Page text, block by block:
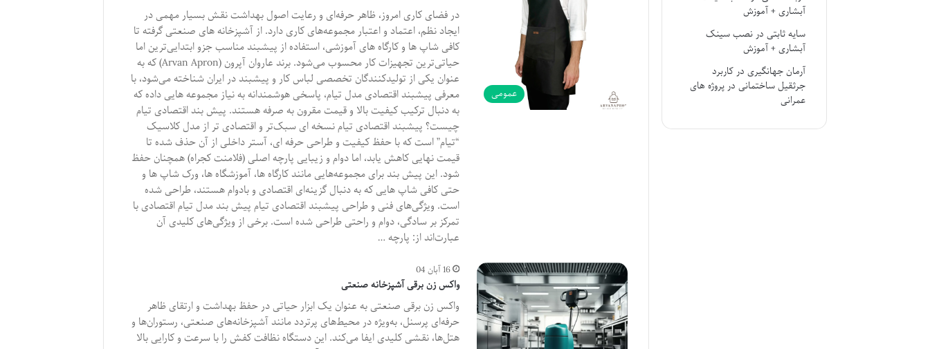
عمومی
در فضای کاری امروز، ظاهر حرفه‌ای و رعایت اصول بهداشت نقش بسیار مهمی در
ایجاد نظم، اعتماد و اعتبار مجموعه‌های کاری دارد. از آشپزخانه‌ های صنعتی گرفته تا
کافی‌ شاپ‌ ها و کارگاه‌ های آموزشی، استفاده از پیشبند مناسب جزو ابتدایی‌ترین اما
حیاتی‌ترین تجهیزات کار محسوب می‌شود. برند عاروان آپرون (Arvan Apron) که به
عنوان یکی از تولیدکنندگان تخصصی لباس کار و پیشبند در ایران شناخته می‌شود، با
معرفی پیشبند اقتصادی مدل تیام، پاسخی هوشمندانه به نیاز مجموعه‌ هایی داده که
به دنبال ترکیب کیفیت بالا و قیمت مقرون‌ به‌ صرفه هستند. پیش بند اقتصادی تیام
چیست؟ پیشبند اقتصادی تیام نسخه‌ ای سبک‌تر و اقتصادی‌ تر از مدل کلاسیک
“تیام” است که با حفظ کیفیت و طراحی حرفه‌ ای، آستر داخلی از آن حذف شده تا
قیمت نهایی کاهش یابد، اما دوام و زیبایی پارچه اصلی (فلامنت کجراه) همچنان حفظ
شود. این پیش بند برای مجموعه‌هایی مانند کارگاه‌ ها، آموزشگاه‌ ها، ورک‌ شاپ‌ ها و
حتی کافی‌ شاپ‌ هایی که به دنبال گزینه‌ای اقتصادی و بادوام هستند، طراحی شده
است. ویژگی‌های فنی و طراحی پیشبند اقتصادی تیام پیش بند مدل تیام اقتصادی با
تمرکز بر سادگی، دوام و راحتی طراحی شده است. برخی از ویژگی‌های کلیدی آن
عبارت‌اند از: پارچه …
16 آبان 04
واکس زن برقی آشپزخانه صنعتی
واکس زن برقی صنعتی به عنوان یک ابزار حیاتی در حفظ بهداشت و ارتقای ظاهر
حرفه‌ای پرسنل، به‌ویژه در محیط‌های پرتردد مانند آشپزخانه‌های صنعتی، رستوران‌ها و
هتل‌ها، نقشی کلیدی ایفا می‌کند. این دستگاه نظافت کفش را با سرعت و کارایی بالا
آبشاری + آموزش
سایه ثابتی درنصب سینک
آبشاری + آموزش
آرمان جهانگیری درکاربرد
جرثقیل ساختمانی در پروژه های
عمرانی